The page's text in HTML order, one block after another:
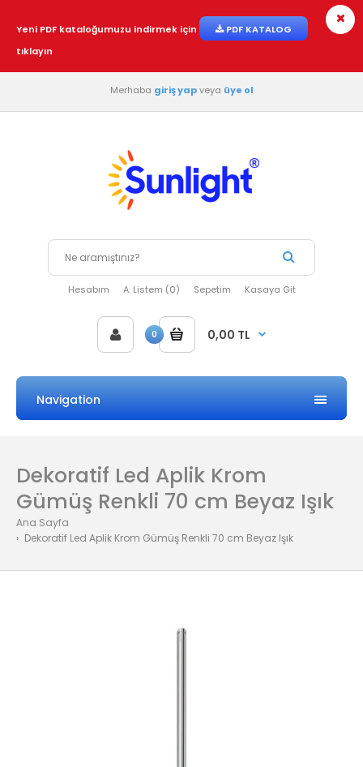
Yeni PDF kataloğumuzu indirmek için
PDF KATALOG
tıklayın
Merhaba giriş yapveya üye ol
Hesabım A. Listem (0) Sepetim Kasaya Git
0 0,00 TL
Navigation
Dekoratif Led Aplik Krom
Gümüş Renkli 70 cm Beyaz Işık
Ana Sayfa
Dekoratif Led Aplik Krom Gümüş Renkli 70 cm Beyaz Işık